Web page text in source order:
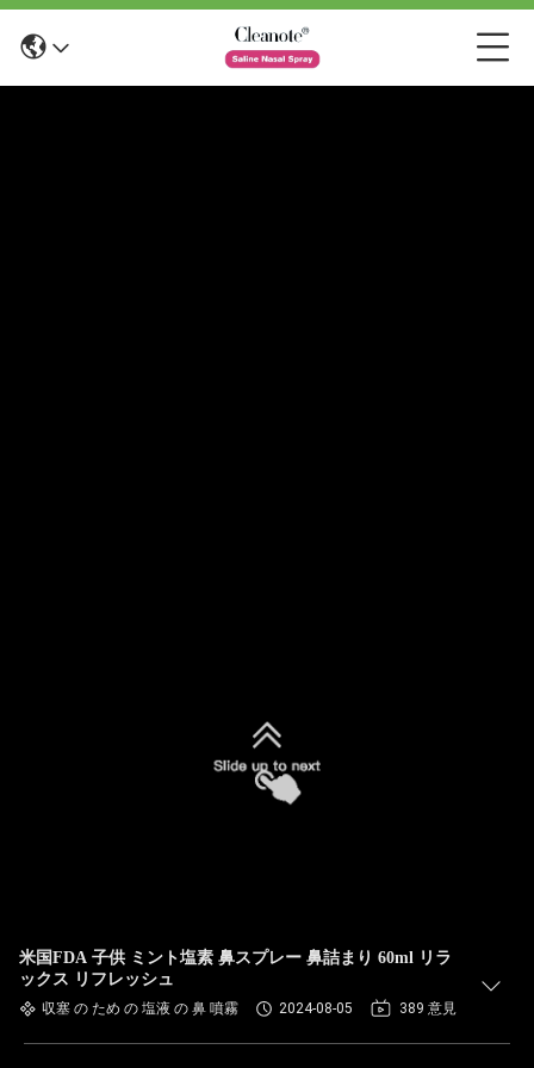
米国FDA 子供 ミント塩素 鼻スプレー 鼻詰まり 60ml リラ
ックス リフレッシュ
収塞 の ため の 塩液 の 鼻 噴霧 2024-08-05 389 意見